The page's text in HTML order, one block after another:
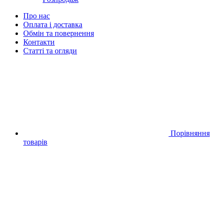
Про нас
Оплата і доставка
Обмін та повернення
Контакти
Статті та огляди
Порівняння
товарів